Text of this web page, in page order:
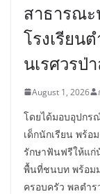
สาธารณ
โรงเรียน
นเรศวรป่
August 1, 2026
โดยได้มอบอุปกร
เด็กนักเรียน พร้อ
รักษาฟันฟรีให้แก่
พื้นที่ชนบท พร้อม
ครอบครัว พลตำร